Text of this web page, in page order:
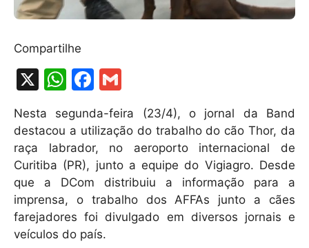
Compartilhe
X
W
at
s
A
p
p
F
a
c
e
b
o
o
k
m
ai
l
Nesta segunda-feira (23/4), o jornal da Band
destacou a utilização do trabalho do cão Thor, da
raça labrador, no aeroporto internacional de
Curitiba (PR), junto a equipe do Vigiagro. Desde
que a DCom distribuiu a informação para a
imprensa, o trabalho dos AFFAs junto a cães
farejadores foi divulgado em diversos jornais e
veículos do país.